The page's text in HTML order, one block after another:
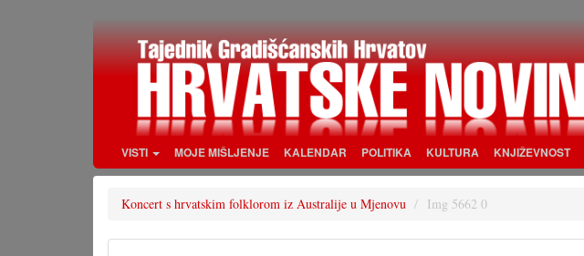
VISTI MOJE MIŠLJENJE KALENDAR POLITIKA KULTURA KNJIŽEVNOST
Koncert s hrvatskim folklorom iz Australije u Mjenovu Img 5662 0